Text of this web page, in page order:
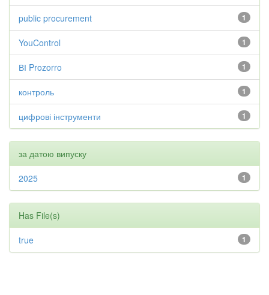
1
public procurement
1
YouControl
1
ВІ Prozorro
1
контроль
1
цифрові інструменти
за датою випуску
1
2025
Has File(s)
1
true